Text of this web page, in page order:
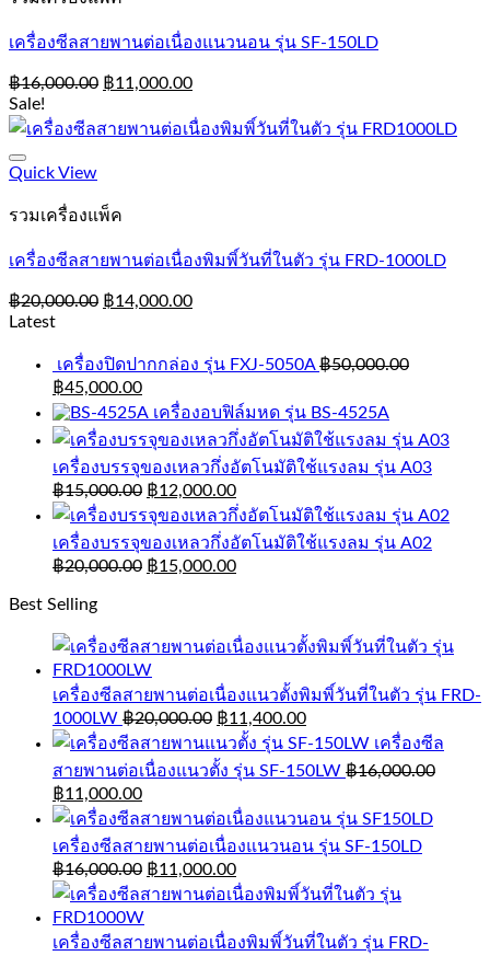
เครื่องซีลสายพานต่อเนื่องแนวนอน รุ่น SF-150LD
฿16,000.00 ฿11,000.00
Sale!
Quick View
รวมเครื่องแพ็ค
เครื่องซีลสายพานต่อเนื่องพิมพิ์วันที่ในตัว รุ่น FRD-1000LD
฿20,000.00 ฿14,000.00
Latest
เครื่องปิดปากกล่อง รุ่น FXJ-5050A ฿50,000.00
฿45,000.00
เครื่องอบฟิล์มหด รุ่น BS-4525A
เครื่องบรรจุของเหลวกึ่งอัตโนมัติใช้แรงลม รุ่น A03
฿15,000.00 ฿12,000.00
เครื่องบรรจุของเหลวกึ่งอัตโนมัติใช้แรงลม รุ่น A02
฿20,000.00 ฿15,000.00
Best Selling
เครื่องซีลสายพานต่อเนื่องแนวตั้งพิมพิ์วันที่ในตัว รุ่น FRD-
1000LW ฿20,000.00 ฿11,400.00
เครื่องซีล
สายพานต่อเนื่องแนวตั้ง รุ่น SF-150LW ฿16,000.00
฿11,000.00
เครื่องซีลสายพานต่อเนื่องแนวนอน รุ่น SF-150LD
฿16,000.00 ฿11,000.00
เครื่องซีลสายพานต่อเนื่องพิมพิ์วันที่ในตัว รุ่น FRD-